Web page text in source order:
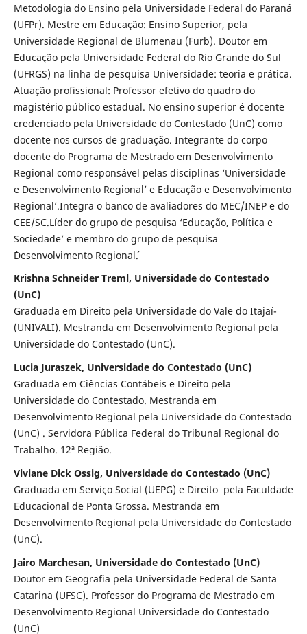
Metodologia do Ensino pela Universidade Federal do Paraná
(UFPr). Mestre em Educação: Ensino Superior, pela
Universidade Regional de Blumenau (Furb). Doutor em
Educação pela Universidade Federal do Rio Grande do Sul
(UFRGS) na linha de pesquisa Universidade: teoria e prática.
Atuação profissional: Professor efetivo do quadro do
magistério público estadual. No ensino superior é docente
credenciado pela Universidade do Contestado (UnC) como
docente nos cursos de graduação. Integrante do corpo
docente do Programa de Mestrado em Desenvolvimento
Regional como responsável pelas disciplinas ‘Universidade
e Desenvolvimento Regional’ e Educação e Desenvolvimento
Regional’.Integra o banco de avaliadores do MEC/INEP e do
CEE/SC.Líder do grupo de pesquisa ‘Educação, Política e
Sociedade’ e membro do grupo de pesquisa
´Desenvolvimento Regional´.
Krishna Schneider Treml, Universidade do Contestado
(UnC)
Graduada em Direito pela Universidade do Vale do Itajaí-
(UNIVALI). Mestranda em Desenvolvimento Regional pela
Universidade do Contestado (UnC).
Lucia Juraszek, Universidade do Contestado (UnC)
Graduada em Ciências Contábeis e Direito pela
Universidade do Contestado. Mestranda em
Desenvolvimento Regional pela Universidade do Contestado
(UnC) . Servidora Pública Federal do Tribunal Regional do
Trabalho. 12ª Região.
Viviane Dick Ossig, Universidade do Contestado (UnC)
Graduada em Serviço Social (UEPG) e Direito pela Faculdade
Educacional de Ponta Grossa. Mestranda em
Desenvolvimento Regional pela Universidade do Contestado
(UnC).
Jairo Marchesan, Universidade do Contestado (UnC)
Doutor em Geografia pela Universidade Federal de Santa
Catarina (UFSC). Professor do Programa de Mestrado em
Desenvolvimento Regional Universidade do Contestado
(UnC)